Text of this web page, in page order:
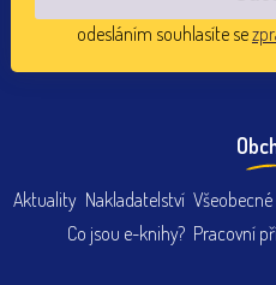
odesláním souhlasíte se
Aktuality Nakladatelství
Co jsou e-knihy? Pracovní